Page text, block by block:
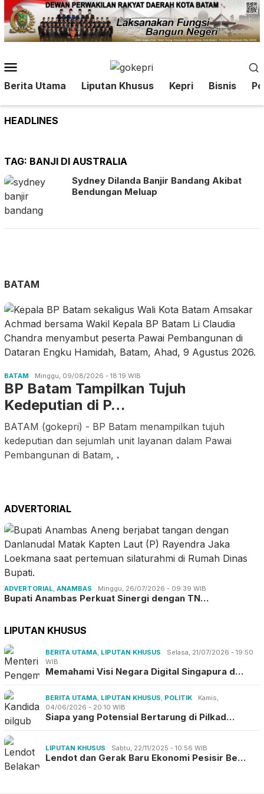
Loncat
ke
konten
Mobile
Berita Utama Liputan Khusus Kepri Bisnis
HEADLINES
TAG: BANJI DI AUSTRALIA
Sydney Dilanda Banjir Bandang Akibat
Bendungan Meluap
BATAM
BATAM Minggu, 09/08/2026 - 18:19 WIB
BP Batam Tampilkan Tujuh
Kedeputian di P…
BATAM (gokepri) - BP Batam menampilkan tujuh
kedeputian dan sejumlah unit layanan dalam Pawai
Pembangunan di Batam, .
ADVERTORIAL
ADVERTORIAL, ANAMBAS Minggu, 26/07/2026 - 09:39 WIB
Bupati Anambas Perkuat Sinergi dengan TN…
LIPUTAN KHUSUS
BERITA UTAMA, LIPUTAN KHUSUS
Selasa, 21/07/2026 - 19:50
WIB
Memahami Visi Negara Digital Singapura d…
BERITA UTAMA, LIPUTAN KHUSUS, POLITIK
Kamis,
04/06/2026 - 20:10 WIB
Siapa yang Potensial Bertarung di Pilkad…
LIPUTAN KHUSUS Sabtu, 22/11/2025 - 10:56 WIB
Lendot dan Gerak Baru Ekonomi Pesisir Be…